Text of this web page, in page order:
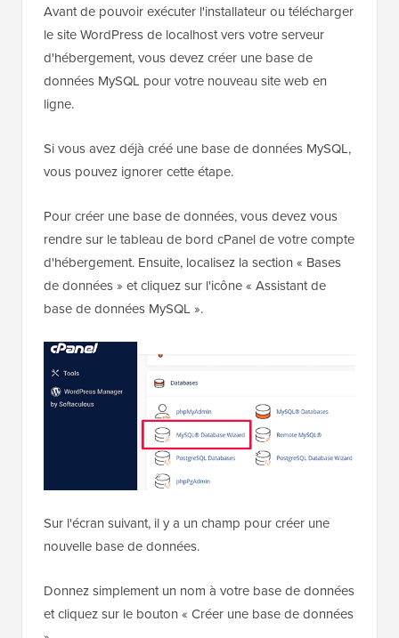
Avant de pouvoir exécuter l'installateur ou télécharger
le site WordPress de localhost vers votre serveur
d'hébergement, vous devez créer une base de
données MySQL pour votre nouveau site web en
ligne.
Si vous avez déjà créé une base de données MySQL,
vous pouvez ignorer cette étape.
Pour créer une base de données, vous devez vous
rendre sur le tableau de bord cPanel de votre compte
d'hébergement. Ensuite, localisez la section « Bases
de données » et cliquez sur l'icône « Assistant de
base de données MySQL ».
Sur l'écran suivant, il y a un champ pour créer une
nouvelle base de données.
Donnez simplement un nom à votre base de données
et cliquez sur le bouton « Créer une base de données